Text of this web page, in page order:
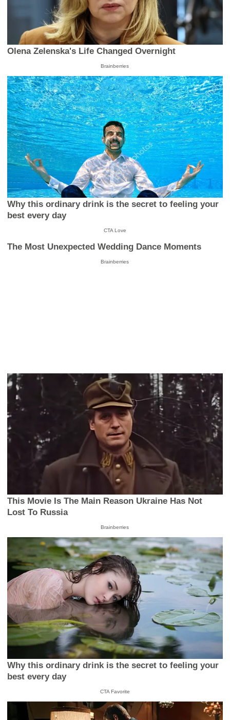
Olena Zelenska's Life Changed Overnight
Brainberries
Why this ordinary drink is the secret to feeling your
best every day
CTA Love
The Most Unexpected Wedding Dance Moments
Brainberries
This Movie Is The Main Reason Ukraine Has Not
Lost To Russia
Brainberries
Why this ordinary drink is the secret to feeling your
best every day
CTA Favorite